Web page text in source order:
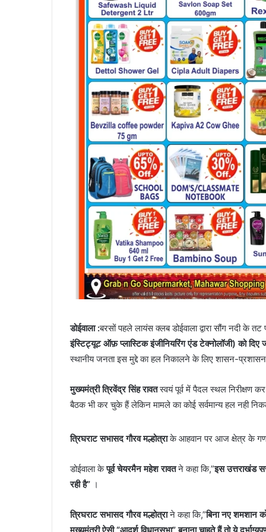
डोईवाला :बरसों पहले लायंस क्लब डोईवाला द्वारा सौंग नदी के
इंस्टिट्यूट ऑफ़ प्लास्टिक इंजीनियरिंग एंड टेक्नोलॉजी) को दिए
स्थानीय जनता इस मुद्दे का हल निकालने के लिए शासन-प्रशासन
मुख्यमंत्री त्रिवेंद्र सिंह रावतस्वयं पूर्व में पैदल स्थल निरीक्षण
बैठक भी कर चुके हैं लेकिन मामले का कोई सर्वमान्य हल नही
त्रिघराट सभासद गौरव मल्होत्राके आहवान पर आज क्षेत्र के
डोईवाला केपूर्व चेयरमैन महेश रावतने कहा कि,”इस उत्तराखंड
रही है” ।
त्रिघराट सभासद गौरव मल्होत्राने कहा कि,”बिना नए शमशान